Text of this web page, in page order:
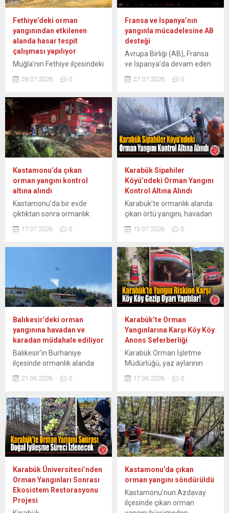
yerel saatle 17.00’de
başlayan orman yangınıyla
ilgili son gelişmeler
paylaşıldı. Sizewell Nükleer
Santrali yakınlarındaki
yangının hala santral için
tehdit oluşturmadığı
belirtilen açıklamada,
yangını açısından risk
taşıyan söz konusu illerdeki
vatandaşların mesajla
uyarıldığı bildirildi. Orman
yangını açısından riskli olan
Çanakkale, Balıkesir,...
Fethiye’deki orman
yangınından etkilenen
alanda hasar tespit
çalışması yapılıyor
Muğla’nın Fethiye ilçesindeki
etkilenen alanda hasar
Gökçeovacık Mahallesi’nde
meydana gelen orman
yangınının ardından
belediye, tüm ilgili
birimleriyle sahaya indi. İlçe
Tarım ve Orman Müdürlüğü
ile Muğla Büyükşehir
Belediyesi ekipleri,
yangından etkilenen
çalışmalarına başladı.
Belediye tarafından
oluşturulan hasar tespit
rapor doğrultusunda...
28.07.2026 0
Fransa ve İspanya’nın
yangınla mücadelesine AB
desteği
Avrupa Birliği (AB), Fransa
ve İspanya’da devam eden
AB Sivil Koruma
hava ve kara desteği
sağlandığını bildirdi. AB
Komisyonu tarafından
yapılan açıklamada, Fransa
ve İspanya’da devam eden
orman yangınlarının
Avrupa’daki en büyük
tahliye operasyonlarından
birine yol açtığı, iki ülkede
yerinden edildiği...
27.07.2026 0
Kastamonu’da çıkan
orman yangını kontrol
altına alındı
Kastamonu’da bir evde
çıktıktan sonra ormanlık
kontrol altına alındı.
çıkan yangın, kısa sürede
büyüyerek çevredeki
ormanlık alana yayıldı. İhbar
üzerine, bölgeye
Kastamonu Belediyesi
itfaiye ekipleri, Orman Bölge
arazözler, İl Özel İdaresi
ekipleri sevk edildi....
17.07.2026 0
Karabük Sipahiler
Köyü’ndeki Orman Yangını
Kontrol Altına Alındı
Karabük’te ormanlık alanda
çıkan örtü yangını, havadan
müdahaleyle kontrol altına
İşletme Müdürlüğü Eğriova
Orman İşletme Şefliği
sorumluluk alanında
bulunan Sipahiler köyü 65
No’lu bölmede, yaklaşık 0,3
hektarlık alanda henüz
belirlenemeyen nedenle
örtü yangını çıktı. İhbar
üzerine bölgeye 1 yangın
söndürme helikopteri, 1 ilk
müdahale...
13.07.2026 0
Balıkesir’deki orman
yangınına havadan ve
karadan müdahale ediliyor
Balıkesir’in Burhaniye
ilçesinde ormanlık alanda
çıkan yangını havadan ve
karadan söndürme
Kırsal Taylıeli Mahallesi’nde
yerleşim yerlerine yakın bir
bölgede çam ormanı ve
zeytin bahçelerinin
bulunduğu alanda yangın
çıktı. Mahallenin yüksek
kesimlerinden dumanların
yükseldiğini gören
vatandaşlar, durumu 112
Acil Çağrı Merkezine bildirdi.
Sert esen rüzgarın da
21.06.2026 0
Karabük’te Orman
Yangınlarına Karşı Köy Köy
Anons Seferberliği
Karabük Orman İşletme
Müdürlüğü, yaz aylarının
gelmesi ve hava
sıcaklıklarının artmasıyla
önüne geçebilmek adına
köylerde geniş kapsamlı bir
bilinçlendirme çalışması
başlattı. Ekipler, köy köy
gezerek megafonlarla
vatandaşlara anız
yakılmaması, orman giriş
yasaklarına uyulması ve
şüpheli durumlarda 112’ye
ihbarda bulunulması
yönünde hayati uyarılarda
17.06.2026 0
Karabük Üniversitesi’nden
Orman Yangınları Sonrası
Ekosistem Restorasyonu
Projesi
Kastamonu’da çıkan
orman yangını söndürüldü
Kastamonu’nun Azdavay
ilçesinde çıkan orman